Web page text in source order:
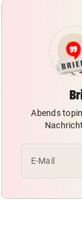
Abends
E-Mail